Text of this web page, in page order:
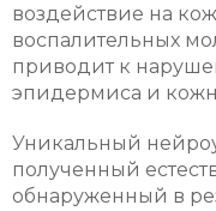
воздействие на
воспалительных
приводит к
эпидермиса и
Уникальный
полученный
обнаруженный в